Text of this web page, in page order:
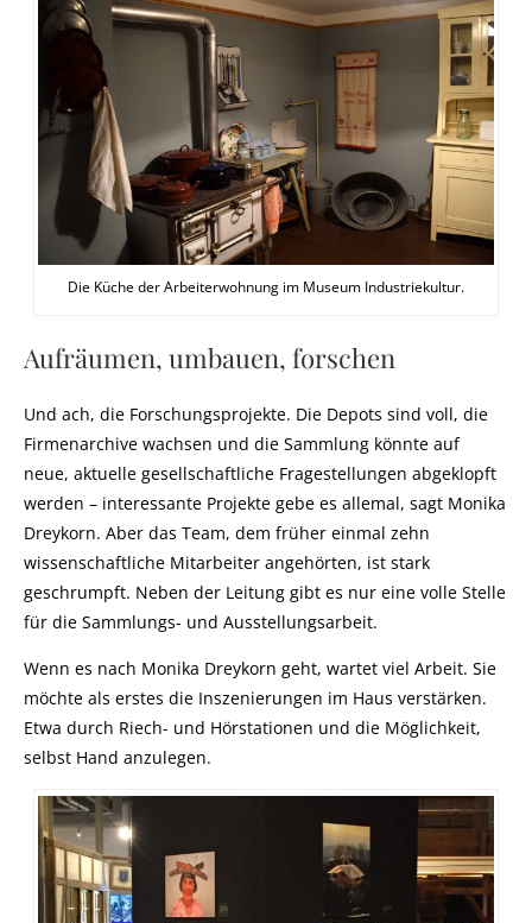
Die Küche der Arbeiterwohnung im Museum Industriekultur.
Aufräumen, umbauen, forschen
Und ach, die Forschungsprojekte. Die Depots sind voll, die
Firmenarchive wachsen und die Sammlung könnte auf
neue, aktuelle gesellschaftliche Fragestellungen abgeklopft
werden – interessante Projekte gebe es allemal, sagt Monika
Dreykorn. Aber das Team, dem früher einmal zehn
wissenschaftliche Mitarbeiter angehörten, ist stark
geschrumpft. Neben der Leitung gibt es nur eine volle Stelle
für die Sammlungs- und Ausstellungsarbeit.
Wenn es nach Monika Dreykorn geht, wartet viel Arbeit. Sie
möchte als erstes die Inszenierungen im Haus verstärken.
Etwa durch Riech- und Hörstationen und die Möglichkeit,
selbst Hand anzulegen.